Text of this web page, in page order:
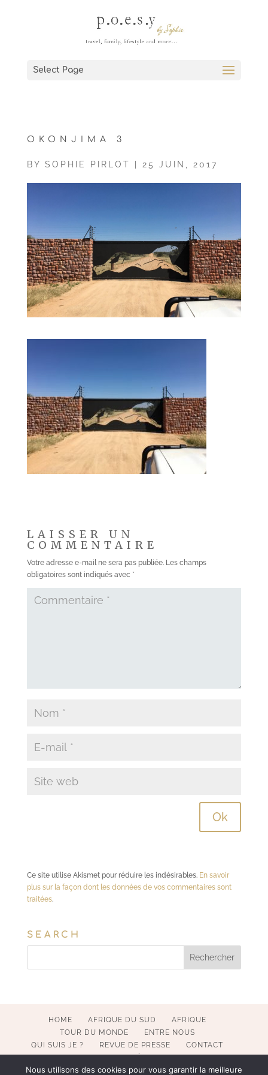
Select Page
OKONJIMA 3
BY SOPHIE PIRLOT 25 JUIN, 2017
LAISSER UN
COMMENTAIRE
Votre adresse e-mail ne sera pas publiée. Les champs
obligatoires sont indiqués avec *
Ce site utilise Akismet pour réduire les indésirables. En savoir
plus sur la façon dont les données de vos commentaires sont
traitées.
SEARCH
HOME AFRIQUE DU SUD
AFRIQUE
TOUR DU MONDE
ENTRE NOUS
QUI SUIS JE ?
REVUE DE PRESSE
CONTACT
Nous utilisons des cookies pour vous garantir la meilleure